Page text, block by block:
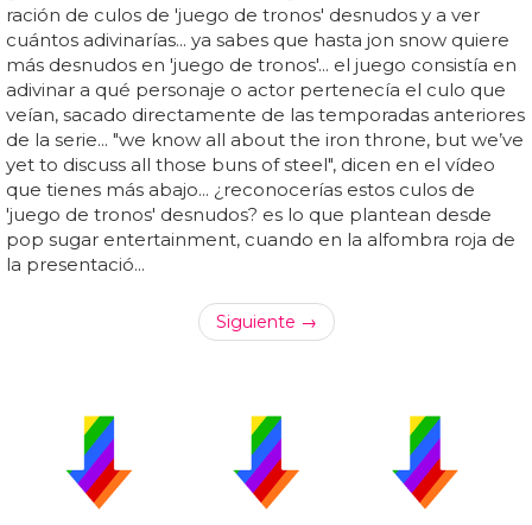
ración de culos de 'juego de tronos' desnudos y a ver
cuántos adivinarías... ya sabes que hasta jon snow quiere
más desnudos en 'juego de tronos'... el juego consistía en
adivinar a qué personaje o actor pertenecía el culo que
veían, sacado directamente de las temporadas anteriores
de la serie... "we know all about the iron throne, but we’ve
yet to discuss all those buns of steel", dicen en el vídeo
que tienes más abajo... ¿reconocerías estos culos de
'juego de tronos' desnudos? es lo que plantean desde
pop sugar entertainment, cuando en la alfombra roja de
la presentació...
Siguiente →